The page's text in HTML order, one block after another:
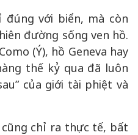
đúng với biển, mà còn
đường sống ven hồ.
(Ý), hồ Geneva hay
thế kỷ qua đã luôn
của giới tài phiệt và
chỉ ra thực tế, bất